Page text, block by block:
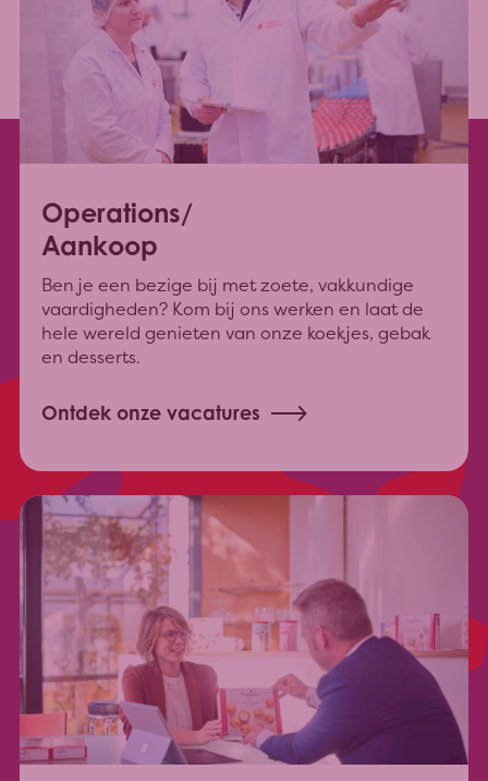
Operations/
Aankoop
Ben je een bezige bij met zoete, vakkundige
vaardigheden? Kom bij ons werken en laat de
hele wereld genieten van onze koekjes, gebak
en desserts.
Ontdek onze vacatures